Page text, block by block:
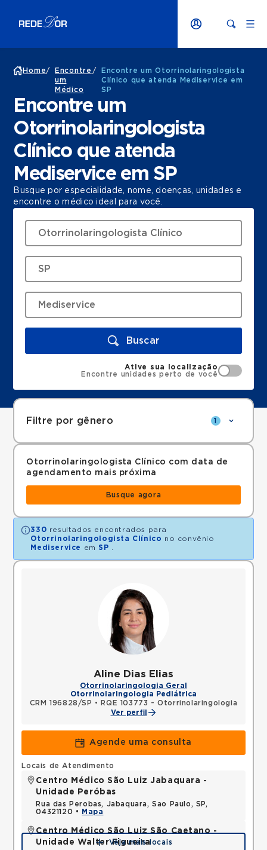
Home/
Encontre
um
Médico
/
Encontre um Otorrinolaringologista
Clínico que atenda Mediservice em
SP
Encontre um
Otorrinolaringologista
Clínico que atenda
Mediservice em SP
Busque por especialidade, nome, doenças, unidades e
encontre o médico ideal para você.
Buscar
Ative sua localização
Encontre unidades perto de você
Filtre por gênero 1
Otorrinolaringologista Clínico com data de
agendamento mais próxima
Busque agora
330 resultados encontrados para
Otorrinolaringologista Clínico no convênio
Mediservice
em SP
Aline Dias Elias
Otorrinolaringologia Geral
Otorrinolaringologia Pediátrica
CRM 196828/SP •
RQE 103773 - Otorrinolaringologia
Ver perfil
Agende uma consulta
Locais de Atendimento
Centro Médico São Luiz Jabaquara -
Unidade Peróbas
Rua das Perobas, Jabaquara, Sao Paulo, SP,
04321120 •
Mapa
Centro Médico São Luiz São Caetano -
Unidade Walter Figueira
Veja mais locais